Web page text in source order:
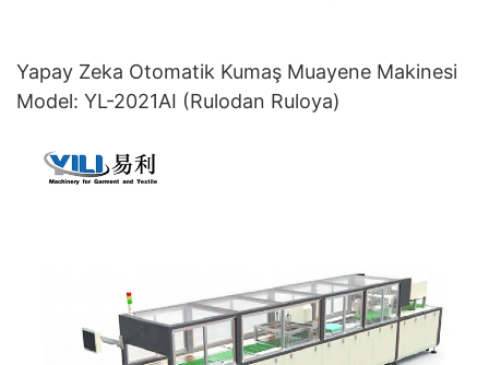
Yapay Zeka Otomatik Kumaş Muayene Makinesi
Model: YL-2021AI (Rulodan Ruloya)